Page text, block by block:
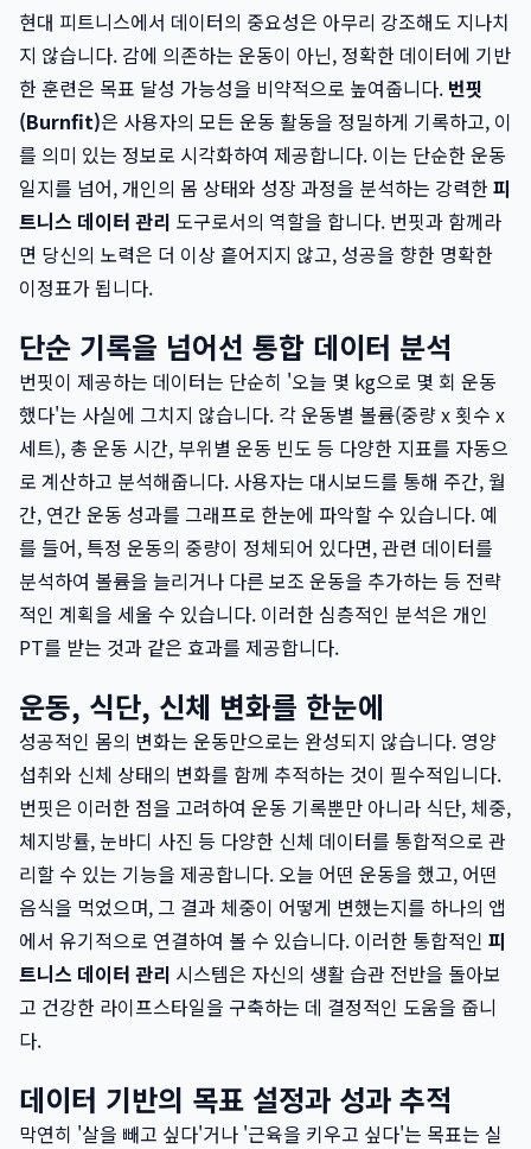
현대 피트니스에서 데이터의 중요성은 아무리 강조해도 지나치
지 않습니다. 감에 의존하는 운동이 아닌, 정확한 데이터에 기반
한 훈련은 목표 달성 가능성을 비약적으로 높여줍니다. 번핏
(Burnfit)은 사용자의 모든 운동 활동을 정밀하게 기록하고, 이
를 의미 있는 정보로 시각화하여 제공합니다. 이는 단순한 운동
일지를 넘어, 개인의 몸 상태와 성장 과정을 분석하는 강력한피
트니스 데이터 관리 도구로서의 역할을 합니다. 번핏과 함께라
면 당신의 노력은 더 이상 흩어지지 않고, 성공을 향한 명확한
이정표가 됩니다.
단순 기록을 넘어선 통합 데이터 분석
번핏이 제공하는 데이터는 단순히 '오늘 몇 kg으로 몇 회 운동
했다'는 사실에 그치지 않습니다. 각 운동별 볼륨(중량 x 횟수 x
세트), 총 운동 시간, 부위별 운동 빈도 등 다양한 지표를 자동으
로 계산하고 분석해줍니다. 사용자는 대시보드를 통해 주간, 월
간, 연간 운동 성과를 그래프로 한눈에 파악할 수 있습니다. 예
를 들어, 특정 운동의 중량이 정체되어 있다면, 관련 데이터를
분석하여 볼륨을 늘리거나 다른 보조 운동을 추가하는 등 전략
적인 계획을 세울 수 있습니다. 이러한 심층적인 분석은 개인
PT를 받는 것과 같은 효과를 제공합니다.
운동, 식단, 신체 변화를 한눈에
성공적인 몸의 변화는 운동만으로는 완성되지 않습니다. 영양
섭취와 신체 상태의 변화를 함께 추적하는 것이 필수적입니다.
번핏은 이러한 점을 고려하여 운동 기록뿐만 아니라 식단, 체중,
체지방률, 눈바디 사진 등 다양한 신체 데이터를 통합적으로 관
리할 수 있는 기능을 제공합니다. 오늘 어떤 운동을 했고, 어떤
음식을 먹었으며, 그 결과 체중이 어떻게 변했는지를 하나의 앱
에서 유기적으로 연결하여 볼 수 있습니다. 이러한 통합적인 피
트니스 데이터 관리 시스템은 자신의 생활 습관 전반을 돌아보
고 건강한 라이프스타일을 구축하는 데 결정적인 도움을 줍니
다.
데이터 기반의 목표 설정과 성과 추적
막연히 '살을 빼고 싶다'거나 '근육을 키우고 싶다'는 목표는 실